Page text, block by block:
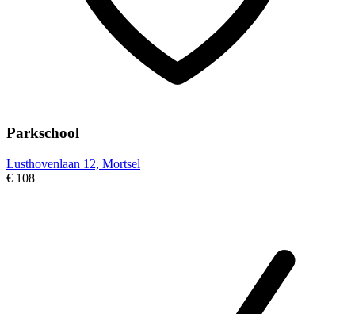
Parkschool
Lusthovenlaan 12, Mortsel
€ 108